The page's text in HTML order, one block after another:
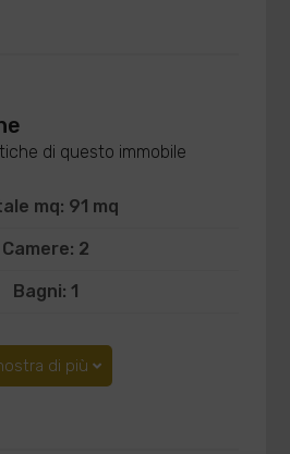
di questo immobile
mq: 91 mq
Camere: 2
Bagni: 1
di più